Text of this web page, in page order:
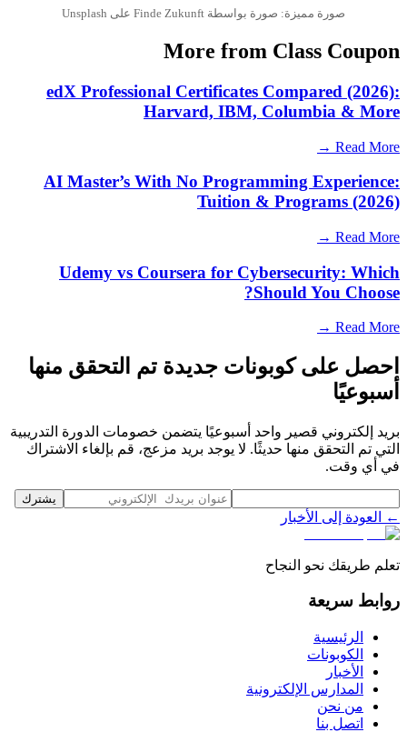
صورة مميزة: صورة بواسطة Finde Zukunft على Unsplash
More from Class Coupon
edX Professional Certificates Compared (2026):
Harvard, IBM, Columbia & More
Read More →
AI Master’s With No Programming Experience:
Tuition & Programs (2026)
Read More →
Udemy vs Coursera for Cybersecurity: Which
Should You Choose?
Read More →
احصل على كوبونات جديدة تم التحقق منها
أسبوعيًا
بريد إلكتروني قصير واحد أسبوعيًا يتضمن خصومات الدورة التدريبية
التي تم التحقق منها حديثًا. لا يوجد بريد مزعج، قم بإلغاء الاشتراك
في أي وقت.
يشترك
← العودة إلى الأخبار
تعلم طريقك نحو النجاح
روابط سريعة
الرئيسية
الكوبونات
الأخبار
المدارس الإلكترونية
من نحن
اتصل بنا